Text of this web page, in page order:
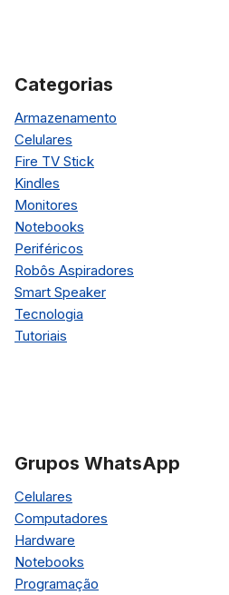
Categorias
Armazenamento
Celulares
Fire TV Stick
Kindles
Monitores
Notebooks
Periféricos
Robôs Aspiradores
Smart Speaker
Tecnologia
Tutoriais
Grupos WhatsApp
Celulares
Computadores
Hardware
Notebooks
Programação